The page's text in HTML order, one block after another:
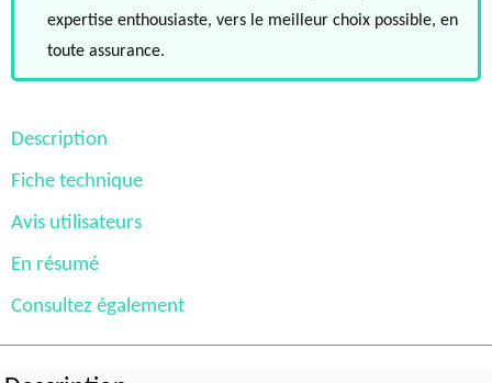
expertise enthousiaste, vers le meilleur choix possible, en
toute assurance.
Description
Fiche technique
Avis utilisateurs
En résumé
Consultez également